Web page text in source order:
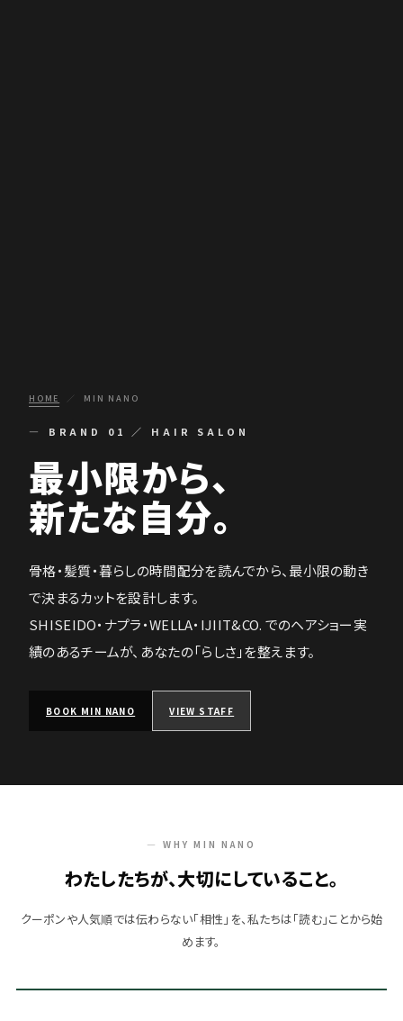
HOME ／ MIN NANO
— BRAND 01 ／ HAIR SALON
最小限から、
新たな自分。
骨格・髪質・暮らしの時間配分を読んでから、最小限の動き
で決まるカットを設計します。
SHISEIDO・ナプラ・WELLA・IJIIT&CO. でのヘアショー実
績のあるチームが、あなたの「らしさ」を整えます。
BOOK MIN NANO VIEW STAFF
— WHY MIN NANO
わたしたちが、大切にしていること。
クーポンや人気順では伝わらない「相性」を、私たちは「読む」ことから始
めます。